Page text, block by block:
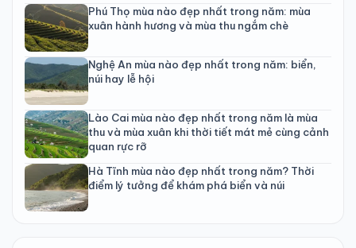
Phú Thọ mùa nào đẹp nhất trong năm: mùa
xuân hành hương và mùa thu ngắm chè
Nghệ An mùa nào đẹp nhất trong năm: biển,
núi hay lễ hội
Lào Cai mùa nào đẹp nhất trong năm là mùa
thu và mùa xuân khi thời tiết mát mẻ cùng cảnh
quan rực rỡ
Hà Tĩnh mùa nào đẹp nhất trong năm? Thời
điểm lý tưởng để khám phá biển và núi